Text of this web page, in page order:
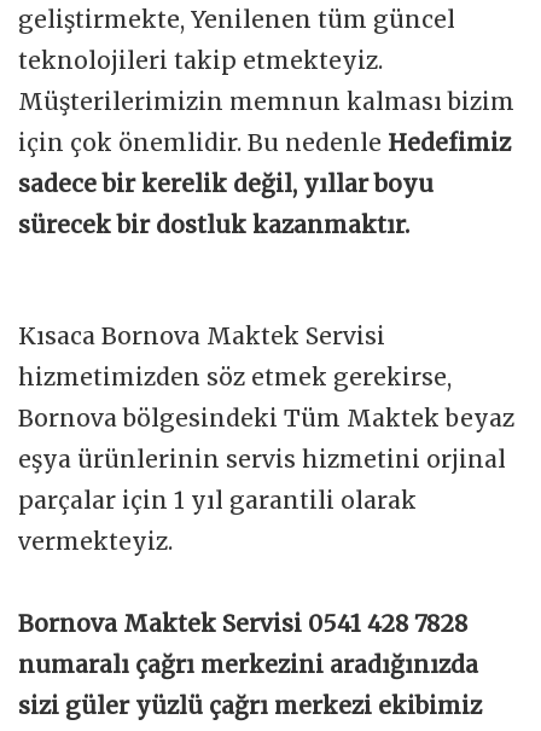
geliştirmekte, Yenilenen tüm güncel
teknolojileri takip etmekteyiz.
Müşterilerimizin memnun kalması bizim
için çok önemlidir. Bu nedenle Hedefimiz
sadece bir kerelik değil, yıllar boyu
sürecek bir dostluk kazanmaktır.
Kısaca Bornova Maktek Servisi
hizmetimizden söz etmek gerekirse,
Bornova bölgesindeki Tüm Maktek beyaz
eşya ürünlerinin servis hizmetini orjinal
parçalar için 1 yıl garantili olarak
vermekteyiz.
Bornova Maktek Servisi 0541 428 7828
numaralı çağrı merkezini aradığınızda
sizi güler yüzlü çağrı merkezi ekibimiz